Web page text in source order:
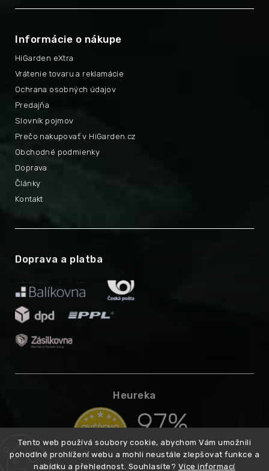
Tento web používá soubory cookie, abychom Vám umožnili
pohodlné prohlížení webu a mohli neustále zlepšovat funkce a
nabídku a přehlednost. Souhlasíte? Více informací
Informácie o nákupe
HiGarden eXtra
Prečo nakupovať v HiGarden.cz
Vrátenie tovaru a reklamácie
Obchodné podmienky
Ochrana osobných údajov
Doprava
Predajňa
Články
Slovník pojmov
Kontakt
Doprava a platba
Heureka